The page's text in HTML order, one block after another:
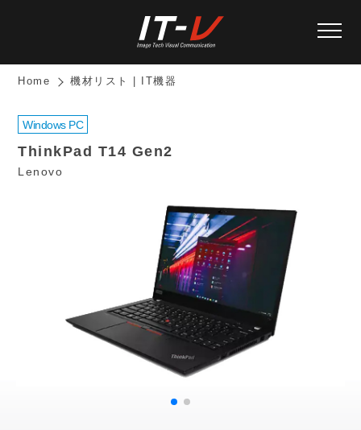
Home 機材リスト | IT機器
Windows PC
ThinkPad T14 Gen2
Lenovo